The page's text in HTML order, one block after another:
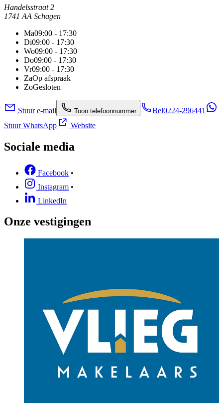
Handelsstraat 2
1741 AA Schagen
Ma09:00 - 17:30
Di09:00 - 17:30
Wo09:00 - 17:30
Do09:00 - 17:30
Vr09:00 - 17:30
ZaOp afspraak
ZoGesloten
Stuur e-mail Toon telefoonnummer Bel0224-296441
Stuur WhatsApp
Website
Sociale media
Facebook •
Instagram •
LinkedIn
Onze vestigingen